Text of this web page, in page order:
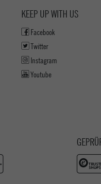
KEEP UP WITH US
Facebook
Twitter
Instagram
Youtube